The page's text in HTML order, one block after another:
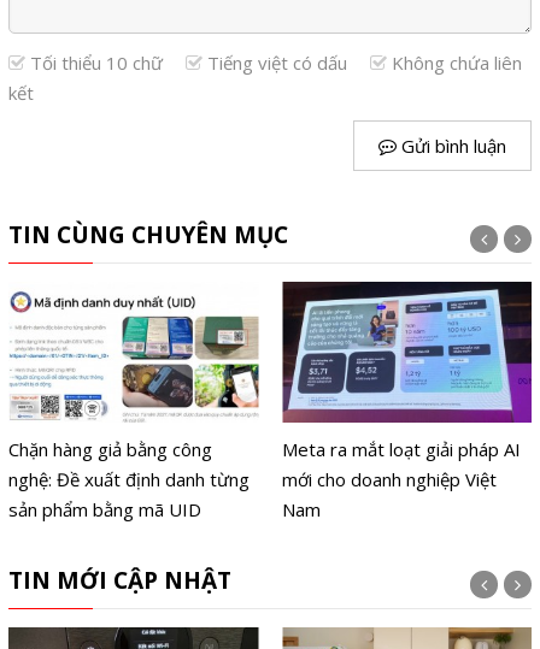
Tối thiểu 10 chữ Tiếng việt có dấu
Không chứa liên
kết
Gửi bình luận
TIN CÙNG CHUYÊN MỤC
Chặn hàng giả bằng công
nghệ: Đề xuất định danh từng
sản phẩm bằng mã UID
Meta ra mắt loạt giải pháp AI
mới cho doanh nghiệp Việt
Nam
TIN MỚI CẬP NHẬT